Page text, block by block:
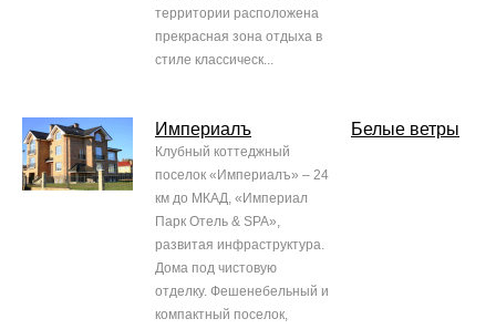
территории расположена
прекрасная зона отдыха в
стиле классическ...
Империалъ
Клубный коттеджный
поселок «Империалъ» – 24
км до МКАД, «Империал
Парк Отель & SPA»,
развитая инфраструктура.
Дома под чистовую
отделку. Фешенебельный и
компактный поселок,
Белые ветры